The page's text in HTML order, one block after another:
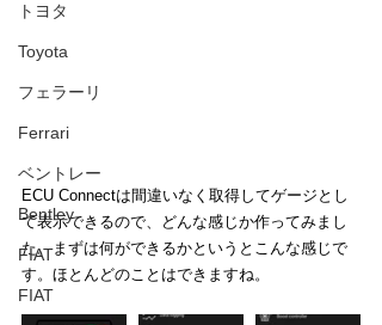
トヨタ
Toyota
フェラーリ
Ferrari
ベントレー
Bentley
FIAT
FIAT
ECU Connectは間違いなく取得してゲージとし
て表示できるので、どんな感じか作ってみまし
た。まずは何ができるかというとこんな感じで
す。ほとんどのことはできますね。